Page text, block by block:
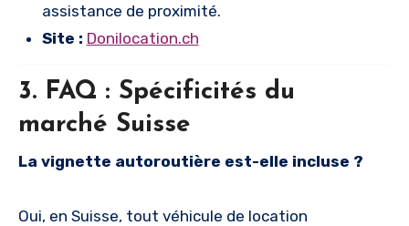
assistance de proximité.
Site : Donilocation.ch
3. FAQ : Spécificités du
marché Suisse
La vignette autoroutière est-elle incluse ?
Oui, en Suisse, tout véhicule de location